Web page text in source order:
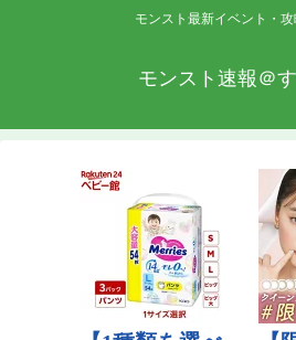
モンスト最新イベント・
モンスト速報＠